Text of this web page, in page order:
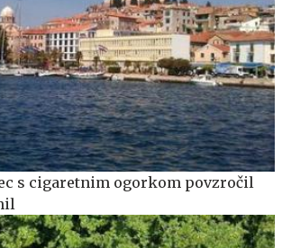
s cigaretnim ogorkom povzročil